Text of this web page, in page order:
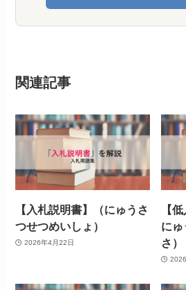
関連記事
【入札説明書】（にゅうさ
つせつめいしょ）
2026年4月22日
【
にゅ
さ）